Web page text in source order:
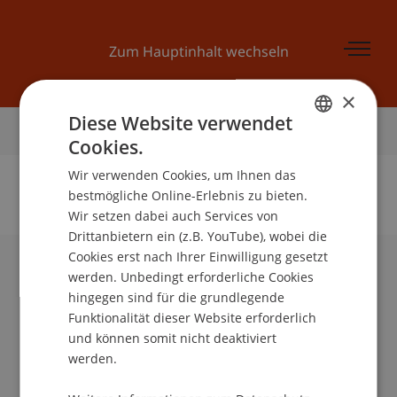
Zum Hauptinhalt wechseln
Startseite
Keine Daten zu dieser Person gefunden
Universität Liechtenstein
Fürst-Franz-Josef-Strasse
9490 Vaduz
Liechtenstein
info@uni.li
×
Diese Website verwendet
Cookies.
Wir verwenden Cookies, um Ihnen das
bestmögliche Online-Erlebnis zu bieten.
Wir setzen dabei auch Services von
Drittanbietern ein (z.B. YouTube), wobei die
Cookies erst nach Ihrer Einwilligung gesetzt
werden. Unbedingt erforderliche Cookies
hingegen sind für die grundlegende
Funktionalität dieser Website erforderlich
und können somit nicht deaktiviert
werden.